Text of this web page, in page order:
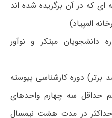
ای که در آن برگزیده شده اند
المپیاد)
دانشجویان مبتکر و نوآور
برتر) دورهکارشناسی پیوسته
حداقل سه چهارم واحدهای
در مدت هشت نیمسال